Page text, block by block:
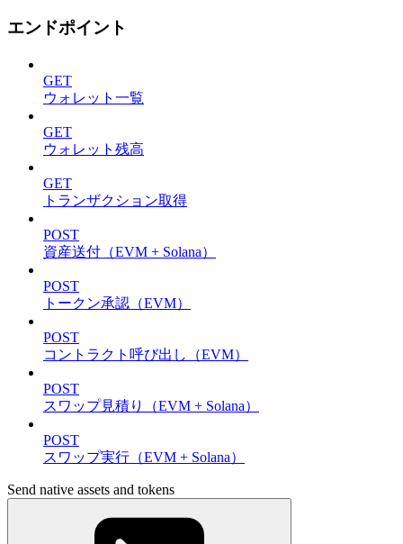
エンドポイント
GET
ウォレット一覧
GET
ウォレット残高
GET
トランザクション取得
POST
資産送付（EVM + Solana）
POST
トークン承認（EVM）
POST
コントラクト呼び出し（EVM）
POST
スワップ見積り（EVM + Solana）
POST
スワップ実行（EVM + Solana）
Send native assets and tokens